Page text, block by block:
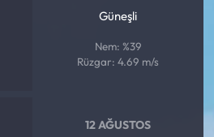
Güneşli
Nem: %39
Rüzgar: 4.69 m/s
12 AĞUSTOS